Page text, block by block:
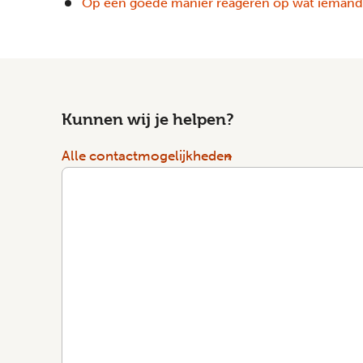
Kunnen wij je helpen?
Alle contactmogelijkheden